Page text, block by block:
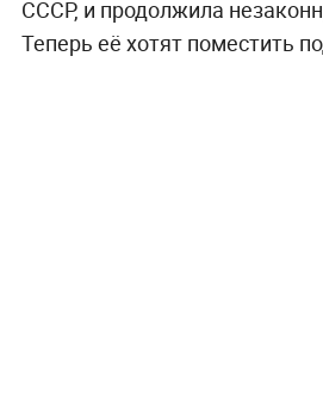
СССР, и продолжила
Теперь её хотят поместить